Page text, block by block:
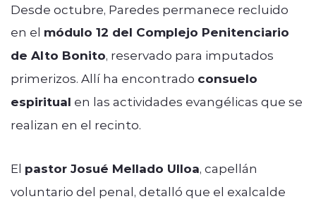
Desde octubre, Paredes permanece recluido
en el módulo 12 del Complejo Penitenciario
de Alto Bonito, reservado para imputados
primerizos. Allí ha encontrado consuelo
espiritual en las actividades evangélicas que se
realizan en el recinto.
El pastor Josué Mellado Ulloa, capellán
voluntario del penal, detalló que el exalcalde